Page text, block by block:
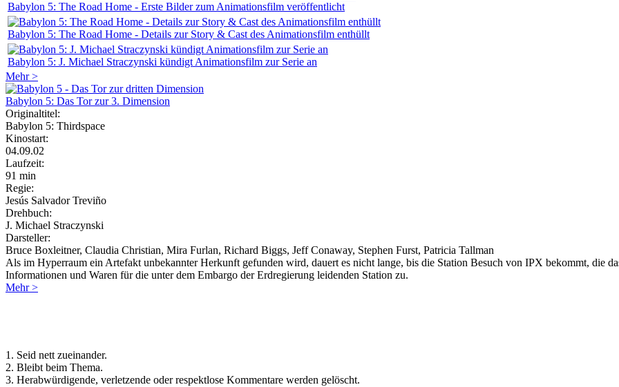
Babylon 5: The Road Home - Erste Bilder zum Animationsfilm veröffentlicht
Babylon 5: The Road Home - Details zur Story & Cast des Animationsfilm enthüllt
Babylon 5: J. Michael Straczynski kündigt Animationsfilm zur Serie an
Mehr >
Babylon 5: Das Tor zur 3. Dimension
Originaltitel:
Babylon 5: Thirdspace
Kinostart:
04.09.02
Laufzeit:
91 min
Regie:
Jesús Salvador Treviño
Drehbuch:
J. Michael Straczynski
Darsteller:
Bruce Boxleitner, Claudia Christian, Mira Furlan, Richard Biggs, Jeff Conaway, Stephen Furst, Patricia Tallman
Als im Hyperraum ein Artefakt unbekannter Herkunft gefunden wird, dauert es nicht lange, bis die Station Besuch von IPX bekommt, die
Informationen und Waren für die unter dem Embargo der Erdregierung leidenden Station zu.
Mehr >
1. Seid nett zueinander.
2. Bleibt beim Thema.
3. Herabwürdigende, verletzende oder respektlose Kommentare werden gelöscht.